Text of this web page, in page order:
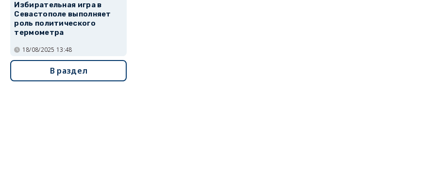
Избирательная игра в
Севастополе выполняет
роль политического
термометра
18/08/2025 13:48
В раздел